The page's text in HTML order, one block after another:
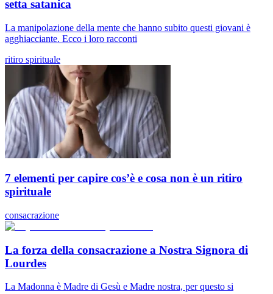
setta satanica
La manipolazione della mente che hanno subito questi giovani è
agghiacciante. Ecco i loro racconti
ritiro spirituale
7 elementi per capire cos’è e cosa non è un ritiro
spirituale
consacrazione
La forza della consacrazione a Nostra Signora di
Lourdes
La Madonna è Madre di Gesù e Madre nostra, per questo si